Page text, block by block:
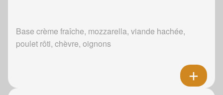
Base crème fraîche, mozzarella, viande hachée,
poulet rôti, chèvre, oignons